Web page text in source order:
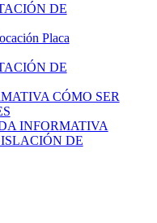
DE
Placa
DE
CÓMO SER
INFORMATIVA
DE